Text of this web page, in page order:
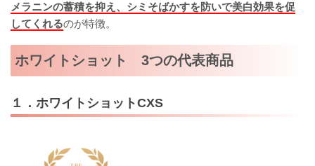
メラニンの蓄積を抑え、シミそばかすを防いで美白効果を促
してくれるのが特徴。
ホワイトショット 3つの代表商品
１．ホワイトショットCXS